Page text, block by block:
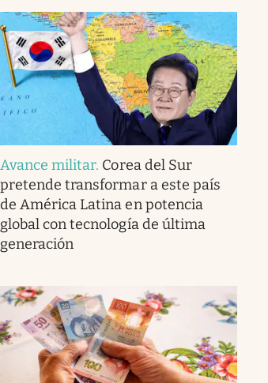
Avance militar. Corea del Sur
pretende transformar a este país
de América Latina en potencia
global con tecnología de última
generación